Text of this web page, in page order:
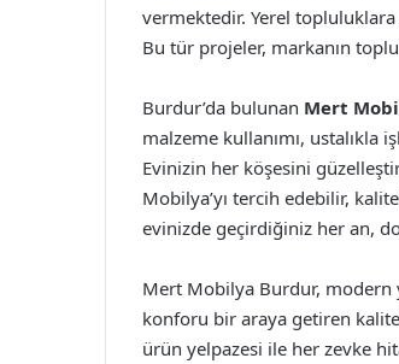
vermektedir. Yerel
Bu tür projeler, markanın
Burdur’da bulunan Mert
malzeme kullanımı, ustalıkla
Evinizin her köşesini
Mobilya’yı tercih edebilir,
evinizde geçirdiğiniz her an,
Mert Mobilya Burdur, modern
konforu bir araya getiren
ürün yelpazesi ile her zevke